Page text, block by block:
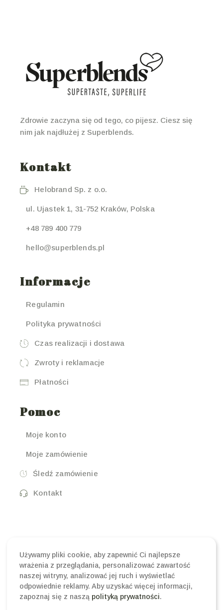
Zdrowie zaczyna się od tego, co pijesz. Ciesz się
nim jak najdłużej z Superblends.
Kontakt
Helobrand Sp. z o.o.
ul. Ujastek 1, 31-752 Kraków, Polska
+48 789 400 779
hello@superblends.pl
Informacje
Regulamin
Polityka prywatności
Czas realizacji i dostawa
Zwroty i reklamacje
Płatności
Pomoc
Moje konto
Moje zamówienie
Śledź zamówienie
Kontakt
Copyright © 2024Superblends.pl, All Rights
Reserved
Używamy pliki cookie, aby zapewnić Ci najlepsze
wrażenia z przeglądania, personalizować zawartość
naszej witryny, analizować jej ruch i wyświetlać
odpowiednie reklamy. Aby uzyskać więcej informacji,
zapoznaj się z naszą polityką prywatności.